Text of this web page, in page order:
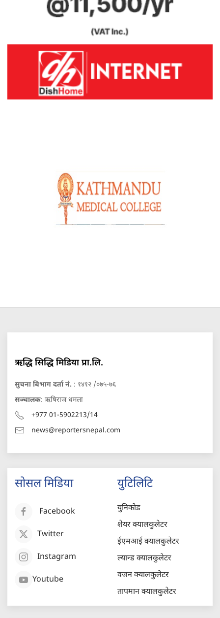
ऋद्धि सिद्धि मिडिया प्रा.लि.
सुचना बिभाग दर्ता नं. : १४१२ /०७५-७६
सञ्चालक: ऋषिराज धमला
+977 01-5902213/14
news@reportersnepal.com
सोसल मिडिया
Facebook
Twitter
Instagram
Youtube
युटिलिटि
युनिकोड
शेयर क्यालकुलेटर
ईएमआई क्यालकुलेटर
ल्यान्ड क्यालकुलेटर
वजन क्यालकुलेटर
तापमान क्यालकुलेटर